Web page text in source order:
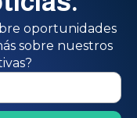
oportunidades
sobre nuestros